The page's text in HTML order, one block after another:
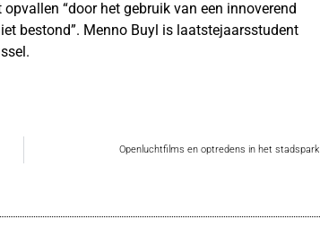
“door het gebruik van een innoverend
bestond”. Menno Buyl is laatstejaarsstudent
Openluchtfilms en optredens in het stadspark